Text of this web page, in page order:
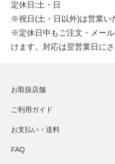
定休日:土・日
※祝日(土・日以外)は営業い
※定休日中もご注文・メー
けます。対応は翌営業日に
お取扱店舗
ご利用ガイド
お支払い・送料
FAQ